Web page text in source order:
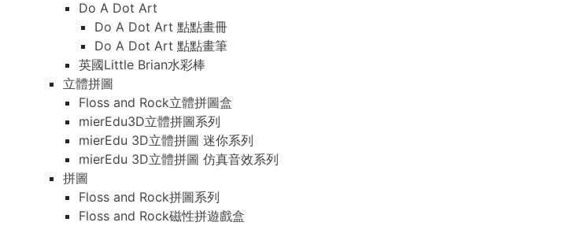
Do A Dot Art
Do A Dot Art 點點畫冊
Do A Dot Art 點點畫筆
英國Little Brian水彩棒
立體拼圖
Floss and Rock立體拼圖盒
mierEdu3D立體拼圖系列
mierEdu 3D立體拼圖 迷你系列
mierEdu 3D立體拼圖 仿真音效系列
拼圖
Floss and Rock拼圖系列
Floss and Rock磁性拼遊戲盒